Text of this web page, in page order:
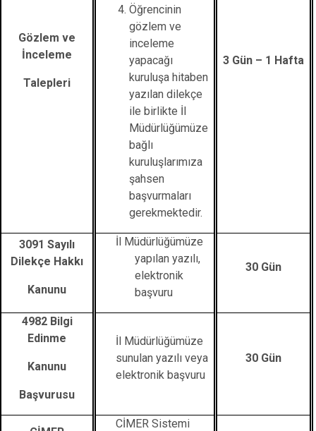
Gözlem ve
İnceleme
Talepleri
Öğrencinin
gözlem ve
inceleme
yapacağı
kuruluşa hitaben
yazılan dilekçe
ile birlikte İl
Müdürlüğümüze
bağlı
kuruluşlarımıza
şahsen
başvurmaları
gerekmektedir.
3 Gün – 1 Hafta
3091 Sayılı
Dilekçe Hakkı
Kanunu
İl Müdürlüğümüze
yapılan yazılı,
elektronik
başvuru
30 Gün
4982 Bilgi
Edinme
Kanunu
Başvurusu
İl Müdürlüğümüze
sunulan yazılı veya
elektronik başvuru
30 Gün
CİMER Sistemi